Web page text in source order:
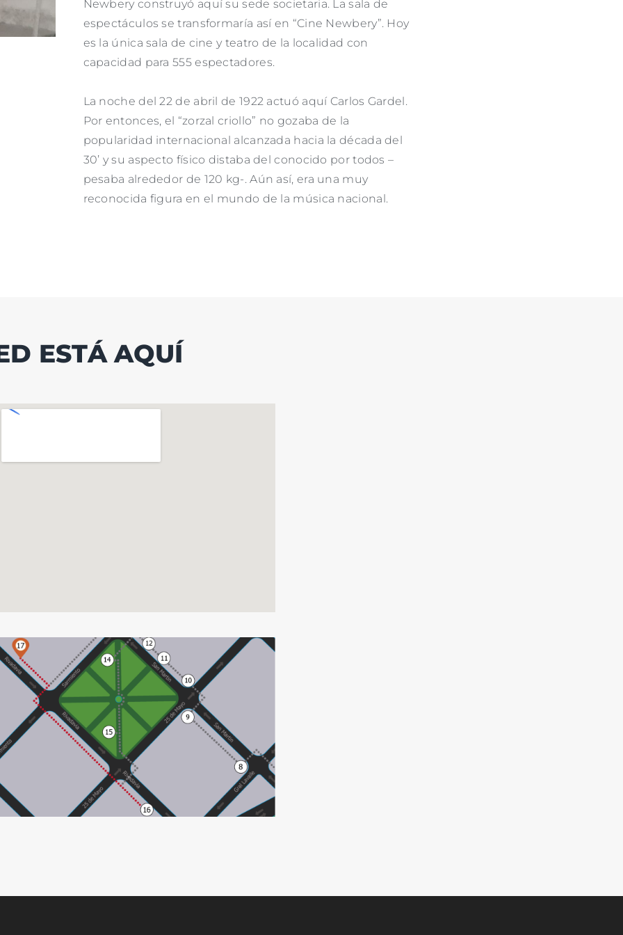
Newbery construyó aquí su sede societaria. La sala de
espectáculos se transformaría así en “Cine Newbery”. Hoy
es la única sala de cine y teatro de la localidad con
capacidad para 555 espectadores.
La noche del 22 de abril de 1922 actuó aquí Carlos Gardel.
Por entonces, el “zorzal criollo” no gozaba de la
popularidad internacional alcanzada hacia la década del
30’ y su aspecto físico distaba del conocido por todos –
pesaba alrededor de 120 kg-. Aún así, era una muy
reconocida figura en el mundo de la música nacional.
ESTÁ AQUÍ